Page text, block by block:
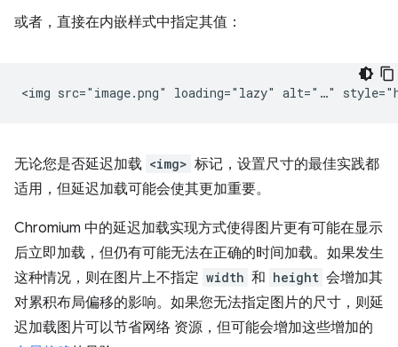
或者，直接在内嵌样式中指定其值：
无论您是否延迟加载 <img> 标记，设置尺寸的最佳实践都
适用，但延迟加载可能会使其更加重要。
Chromium 中的延迟加载实现方式使得图片更有可能在显示
后立即加载，但仍有可能无法在正确的时间加载。如果发生
这种情况，则在图片上不指定 width 和 height 会增加其
对累积布局偏移的影响。如果您无法指定图片的尺寸，则延
迟加载图片可以节省网络 资源，但可能会增加这些增加的